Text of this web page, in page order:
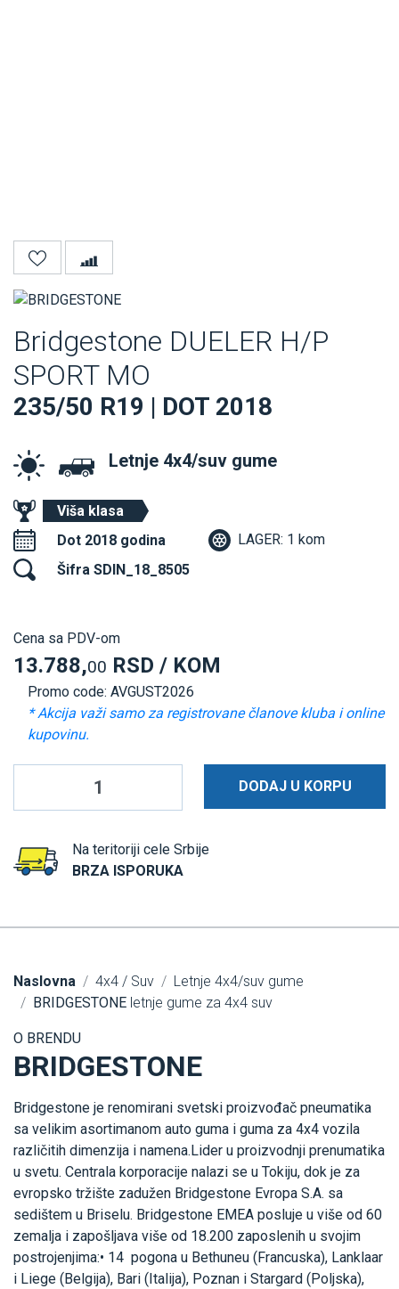
Bridgestone DUELER H/P
SPORT MO
235/50 R19 | DOT 2018
Letnje 4x4/suv gume
Viša klasa
Dot 2018 godina
LAGER: 1 kom
Šifra SDIN_18_8505
Cena sa PDV-om
13.788,00 RSD / KOM
Promo code: AVGUST2026
* Akcija važi samo za registrovane članove kluba i online
kupovinu.
DODAJ U KORPU
Na teritoriji cele Srbije
BRZA ISPORUKA
Naslovna 4x4 / Suv
Letnje 4x4/suv gume
BRIDGESTONE letnje gume za 4x4 suv
O BRENDU
BRIDGESTONE
Bridgestone je renomirani svetski proizvođač pneumatika
sa velikim asortimanom auto guma i guma za 4x4 vozila
različitih dimenzija i namena.Lider u proizvodnji prenumatika
u svetu. Centrala korporacije nalazi se u Tokiju, dok je za
evropsko tržište zadužen Bridgestone Evropa S.A. sa
sedištem u Briselu. Bridgestone EMEA posluje u više od 60
zemalja i zapošljava više od 18.200 zaposlenih u svojim
postrojenjima:• 14 pogona u Bethuneu (Francuska), Lanklaar
i Liege (Belgija), Bari (Italija), Poznan i Stargard (Poljska),